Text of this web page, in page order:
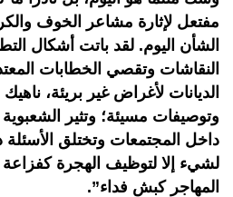
مفتعل لإثارة مشاعر الخوف
الشأن اليوم. لقد باتت أشكال
النقاشات وتقصي الخطابات
الديانات لأغراض غير بريئة،
وتوصيفات مسيئة؛ وتثير
داخل المجتمعات وتختلق الأسئلة
لشيء إلا لتوظيف الهجرة كفزاعة
المهاجر كبش فداء”.